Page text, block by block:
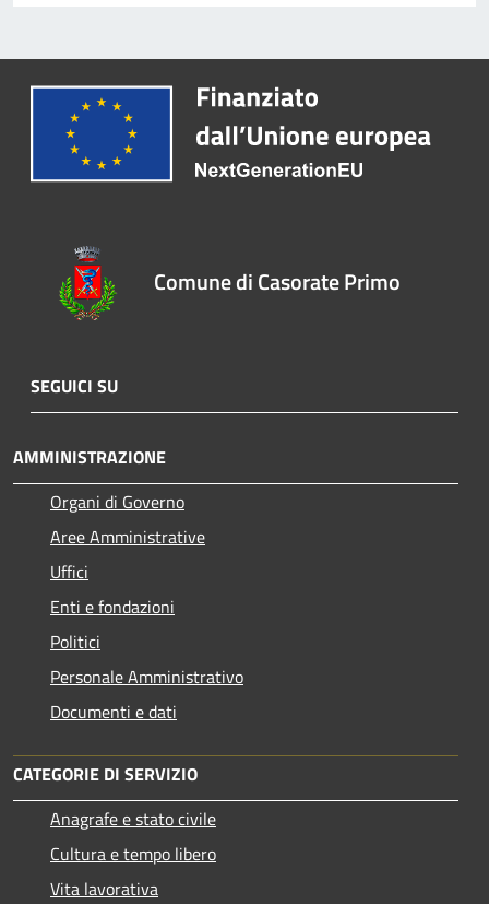
Comune di Casorate Primo
SEGUICI SU
AMMINISTRAZIONE
Organi di Governo
Aree Amministrative
Uffici
Enti e fondazioni
Politici
Personale Amministrativo
Documenti e dati
CATEGORIE DI SERVIZIO
Anagrafe e stato civile
Cultura e tempo libero
Vita lavorativa